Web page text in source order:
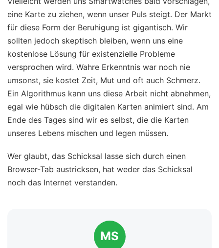
eine Karte zu ziehen, wenn unser Puls steigt. Der Markt
für diese Form der Beruhigung ist gigantisch. Wir
sollten jedoch skeptisch bleiben, wenn uns eine
kostenlose Lösung für existenzielle Probleme
versprochen wird. Wahre Erkenntnis war noch nie
umsonst, sie kostet Zeit, Mut und oft auch Schmerz.
Ein Algorithmus kann uns diese Arbeit nicht abnehmen,
egal wie hübsch die digitalen Karten animiert sind. Am
Ende des Tages sind wir es selbst, die die Karten
unseres Lebens mischen und legen müssen.
Wer glaubt, das Schicksal lasse sich durch einen
Browser-Tab austricksen, hat weder das Schicksal
noch das Internet verstanden.
MS